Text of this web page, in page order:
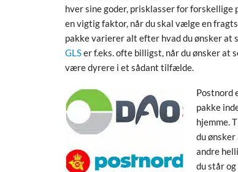
hver sine goder, prisklasser for
en vigtig faktor, når du skal vælge en
pakke varierer alt efter hvad du ønsker at
GLSer f.eks. ofte billigst, når du ønsker at
være dyrere i et sådant tilfælde.
Postnord
pakke
hjemme.
du
andre
du står